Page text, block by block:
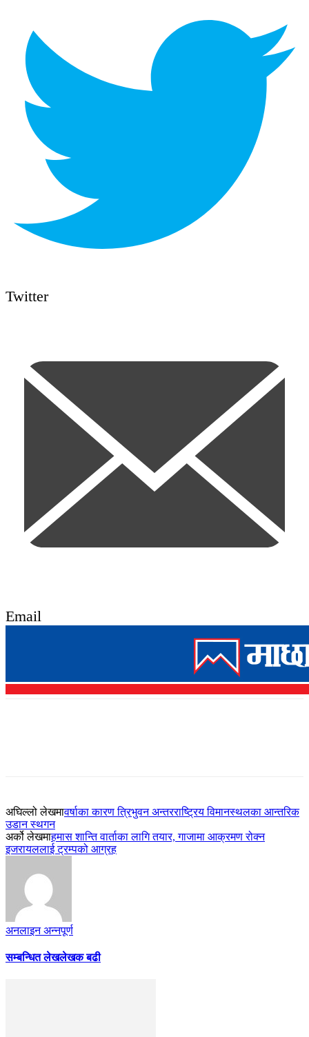
Twitter
Email
अघिल्लो लेखमावर्षाका कारण त्रिभुवन अन्तरराष्ट्रिय विमानस्थलका आन्तरिक
उडान स्थगन
अर्को लेखमाहमास शान्ति वार्ताका लागि तयार, गाजामा आक्रमण रोक्न
इजरायललाई ट्रम्पको आग्रह
अनलाइन अन्नपूर्ण
सम्बन्धित लेखलेखक बढी